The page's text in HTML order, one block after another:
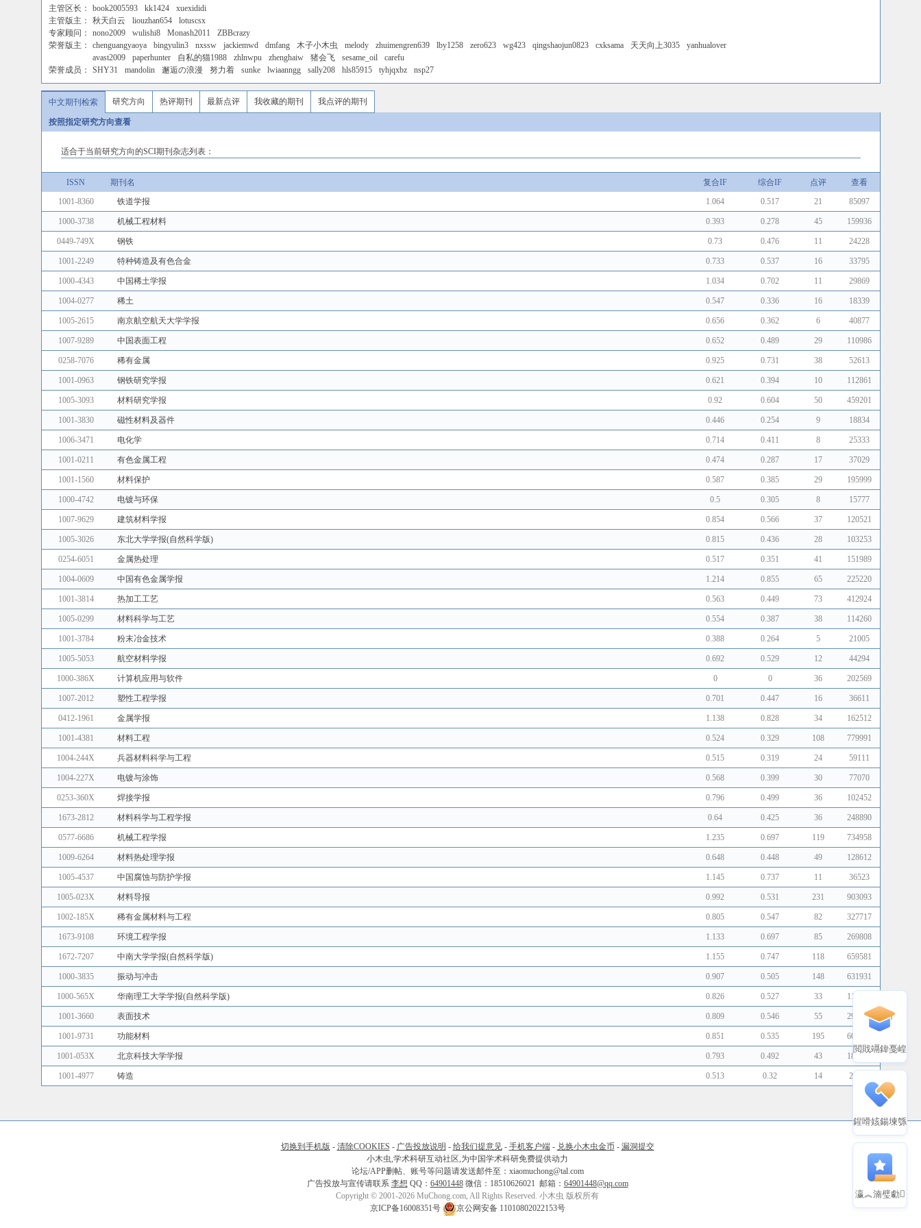
主管区长： book2005593 kk1424
xuexididi
主管版主：
秋天白云 liouzhan654
lotuscsx
专家顾问：
nono2009 wulishi8 Monash2011
ZBBcrazy
荣誉版主：
chenguangyaoya bingyulin3 nxssw jackiemwd dmfang 木子小木虫 melody zhuimengren639 lby1258 zero623 wg423 qingshaojun0823 cxksama 天天向上3035
yanhualover
avast2009
paperhunter 自私的猫1988 zhlnwpu zhenghaiw 猪会飞 sesame_oil
carefu
荣誉成员：
SHY31 mandolin 邂逅の浪漫 努力着 sunke lwiaanngg sally208 hls85915 tyhjqxbz nsp27
中文期刊检索 研究方向 热评期刊 最新点评 我收藏的期刊 我点评的期刊
按照指定研究方向查看
适合于当前研究方向的SCI期刊杂志列表：
ISSN 期刊名 复合IF 综合IF 点评
查看
1001-8360
铁道学报 1.064 0.517 21 85097
1000-3738 机械工程材料 0.393 0.278 45 159936
0449-749X 钢铁 0.73 0.476 11 24228
1001-2249 特种铸造及有色合金 0.733 0.537 16 33795
1000-4343 中国稀土学报 1.034 0.702 11 29869
1004-0277 稀土 0.547 0.336 16 18339
1005-2615 南京航空航天大学学报 0.656 0.362 6 40877
1007-9289 中国表面工程 0.652 0.489 29 110986
0258-7076 稀有金属 0.925 0.731 38 52613
1001-0963 钢铁研究学报 0.621 0.394 10 112861
1005-3093 材料研究学报 0.92 0.604 50 459201
1001-3830 磁性材料及器件 0.446 0.254 9 18834
1006-3471 电化学 0.714 0.411 8 25333
1001-0211 有色金属工程 0.474 0.287 17 37029
1001-1560 材料保护 0.587 0.385 29 195999
1000-4742 电镀与环保 0.5 0.305 8 15777
1007-9629 建筑材料学报 0.854 0.566 37 120521
1005-3026 东北大学学报(自然科学版) 0.815 0.436 28 103253
0254-6051 金属热处理 0.517 0.351 41 151989
1004-0609 中国有色金属学报 1.214 0.855 65 225220
1001-3814 热加工工艺 0.563 0.449 73 412924
1005-0299 材料科学与工艺 0.554 0.387 38 114260
1001-3784 粉末冶金技术 0.388 0.264 5 21005
1005-5053 航空材料学报 0.692 0.529 12 44294
1000-386X 计算机应用与软件 0 0 36 202569
1007-2012 塑性工程学报 0.701 0.447 16 36611
0412-1961 金属学报 1.138 0.828 34 162512
1001-4381 材料工程 0.524 0.329 108 779991
1004-244X 兵器材料科学与工程 0.515 0.319 24 59111
1004-227X 电镀与涂饰 0.568 0.399 30 77070
0253-360X 焊接学报 0.796 0.499 36 102452
1673-2812 材料科学与工程学报 0.64 0.425 36 248890
0577-6686 机械工程学报 1.235 0.697 119 734958
1009-6264 材料热处理学报 0.648 0.448 49 128612
1005-4537 中国腐蚀与防护学报 1.145 0.737 11 36523
1005-023X 材料导报 0.992 0.531 231 903093
1002-185X 稀有金属材料与工程 0.805 0.547 82 327717
1673-9108 环境工程学报 1.133 0.697 85 269808
1672-7207 中南大学学报(自然科学版) 1.155 0.747 118 659581
1000-3835 振动与冲击 0.907 0.505 148 631931
1000-565X 华南理工大学学报(自然科学版) 0.826 0.527 33 116214
1001-3660 表面技术 0.809 0.546 55 292922
1001-9731 功能材料 0.851 0.535 195 604691
1001-053X 北京科技大学学报 0.793 0.492 43 180590
1001-4977 铸造 0.513 0.32 14 25434
切换到手机版 - 清除COOKIES - 广告投放说明 - 给我们提意见- 手机客户端- 兑换小木虫金币 - 漏洞提交
小木虫,学术科研互动社区,为中国学术科研免费提供动力
论坛/APP删帖、账号等问题请发送邮件至：xiaomuchong@tal.com
广告投放与宣传请联系 李想 QQ： 64901448微信：18510626021 邮箱： 64901448@qq.com
Copyright © 2001-2026 MuChong.com, All Rights Reserved. 小木虫 版权所有
京ICP备16008351号
京公网安备 11010802022153号
閲戝竵鍏戞崲
鍟嗗姟鍚堜綔
瀛︽湳璧勮